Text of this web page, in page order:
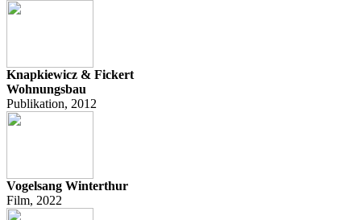
Knapkiewicz & Fickert
Wohnungsbau
Publikation, 2012
Vogelsang Winterthur
Film, 2022